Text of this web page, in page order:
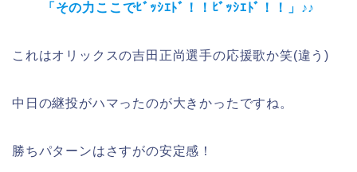
「その力ここでﾋﾞｯｼｴﾄﾞ！！ﾋﾞｯｼｴﾄﾞ！！」♪♪
これはオリックスの吉田正尚選手の応援歌か笑(違う)
中日の継投がハマったのが大きかったですね。
勝ちパターンはさすがの安定感！